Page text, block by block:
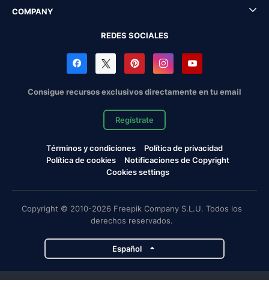
COMPANY
REDES SOCIALES
Consigue recursos exclusivos directamente en tu email
Regístrate
Términos y condiciones
Política de privacidad
Política de cookies
Notificaciones de Copyright
Cookies settings
Copyright © 2010-2026 Freepik Company S.L.U. Todos los
derechos reservados.
Español